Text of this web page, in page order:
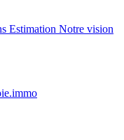
Estimation Notre vision